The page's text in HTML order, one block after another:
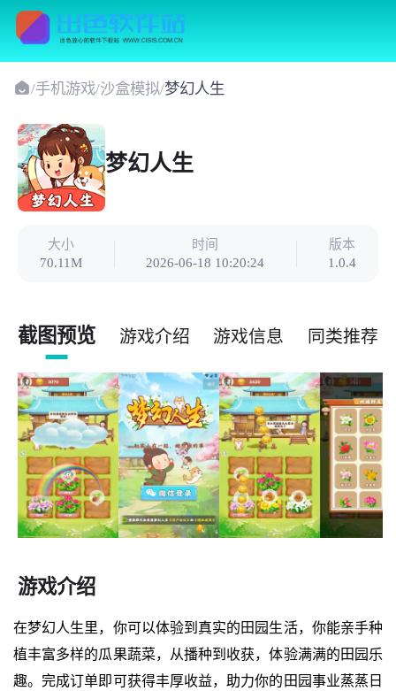
/手机游戏/沙盒模拟/梦幻人生
梦幻人生
大小
70.11M
时间
2026-06-18 10:20:24
版本
1.0.4
截图预览 游戏介绍 游戏信息 同类推荐
游戏介绍
在梦幻人生里，你可以体验到真实的田园生活，你能亲手种
植丰富多样的瓜果蔬菜，从播种到收获，体验满满的田园乐
趣。完成订单即可获得丰厚收益，助力你的田园事业蒸蒸日